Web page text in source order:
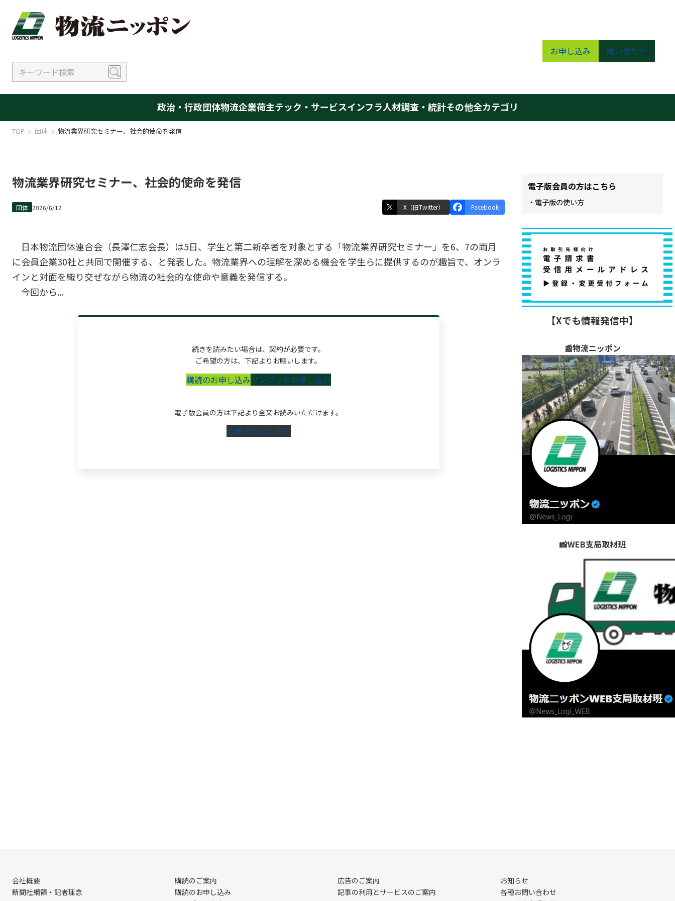
お申し込み 問い合わせ
政治・行政団体物流企業荷主テック・サービスインフラ人材調査・統計その他全カテゴリ
TOP 団体 物流業界研究セミナー、社会的使命を発信
物流業界研究セミナー、社会的使命を発信
団体 2026/6/12 X（旧Twitter） Facebook
日本物流団体連合会（長澤仁志会長）は5日、学生と第二新卒者を対象とする「物流業界研究セミナー」を6、7の両月
に会員企業30社と共同で開催する、と発表した。物流業界への理解を深める機会を学生らに提供するのが趣旨で、オンラ
インと対面を織り交ぜながら物流の社会的な使命や意義を発信する。
今回から...
続きを読みたい場合は、契約が必要です。
ご希望の方は、下記よりお願いします。
購読のお申し込みサンプルのお申し込み
電子版会員の方は下記より全文お読みいただけます。
会員の方はこちら
電子版会員の方はこちら
・電子版の使い方
【Xでも情報発信中】
📰物流ニッポン
📸WEB支局取材班
会社概要
新聞社綱領・記者理念
購読のご案内
購読のお申し込み
広告のご案内
記事の利用とサービスのご案内
お知らせ
各種お問い合わせ